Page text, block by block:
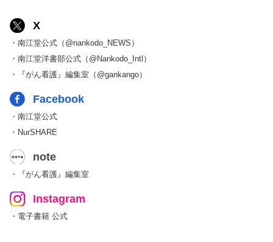
X
・南江堂公式（@nankodo_NEWS）
・南江堂洋書部公式（@Nankodo_Intl）
・『がん看護』編集室（@gankango）
Facebook
・南江堂公式
・NurSHARE
note
・『がん看護』編集室
Instagram
・電子書籍 公式